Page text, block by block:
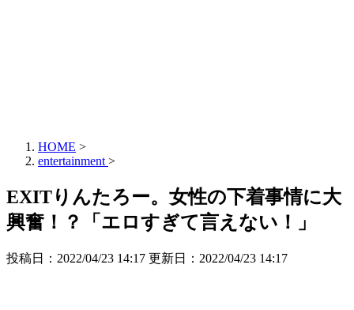
HOME >
entertainment >
EXITりんたろー。女性の下着事情に大
興奮！？「エロすぎて言えない！」
投稿日：2022/04/23 14:17 更新日： 2022/04/23 14:17